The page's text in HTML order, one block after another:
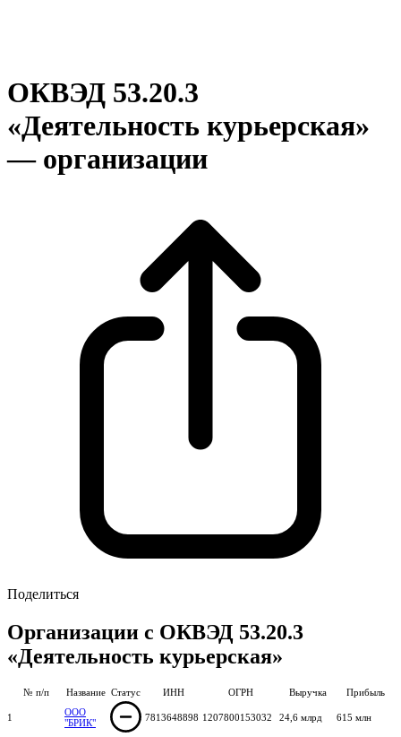
ОКВЭД 53.20.3
«Деятельность курьерская»
— организации
Поделиться
Организации с ОКВЭД 53.20.3
«Деятельность курьерская»
№ п/п Название Статус ИНН ОГРН Выручка Прибыль
1
ООО
"БРИК"
7813648898 1207800153032 24,6 млрд 615 млн